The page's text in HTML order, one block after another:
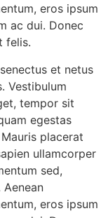
eros ipsum
ac dui. Donec
felis.
et netus
Vestibulum
tempor sit
egestas
placerat
ullamcorper
sed,
eros ipsum